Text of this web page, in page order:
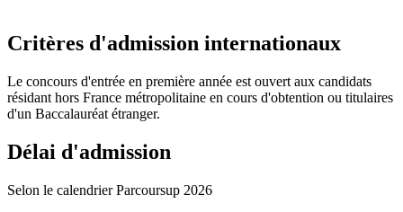
Critères d'admission internationaux
Le concours d'entrée en première année est ouvert aux candidats
résidant hors France métropolitaine en cours d'obtention ou titulaires
d'un Baccalauréat étranger.
Délai d'admission
Selon le calendrier Parcoursup 2026